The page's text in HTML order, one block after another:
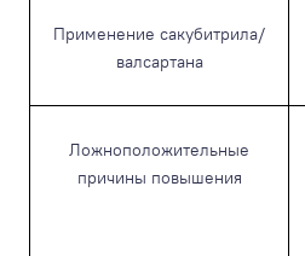
Применение сакубитрила/
валсартана
Ложноположительные
причины повышения